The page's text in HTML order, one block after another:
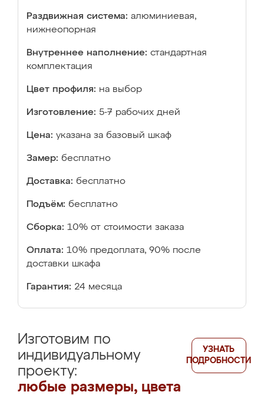
Раздвижная система: алюминиевая,
нижнеопорная
Внутреннее наполнение: стандартная
комплектация
Цвет профиля: на выбор
Изготовление: 5-7 рабочих дней
Цена: указана за базовый шкаф
Замер: бесплатно
Доставка: бесплатно
Подъём: бесплатно
Сборка: 10% от стоимости заказа
Оплата: 10% предоплата, 90% после
доставки шкафа
Гарантия: 24 месяца
Изготовим по
индивидуальному
проекту:
любые размеры, цвета
УЗНАТЬ
ПОДРОБНОСТИ